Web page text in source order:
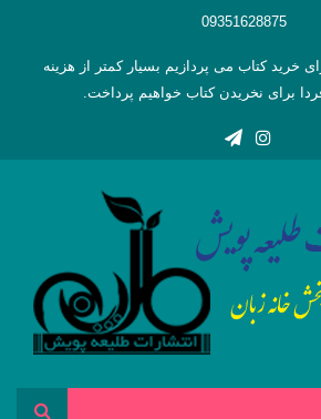
09351628875
خرید کتاب می پردازیم بسیار کمتر از هزینه
برای نخریدن کتاب خواهیم پرداخت.